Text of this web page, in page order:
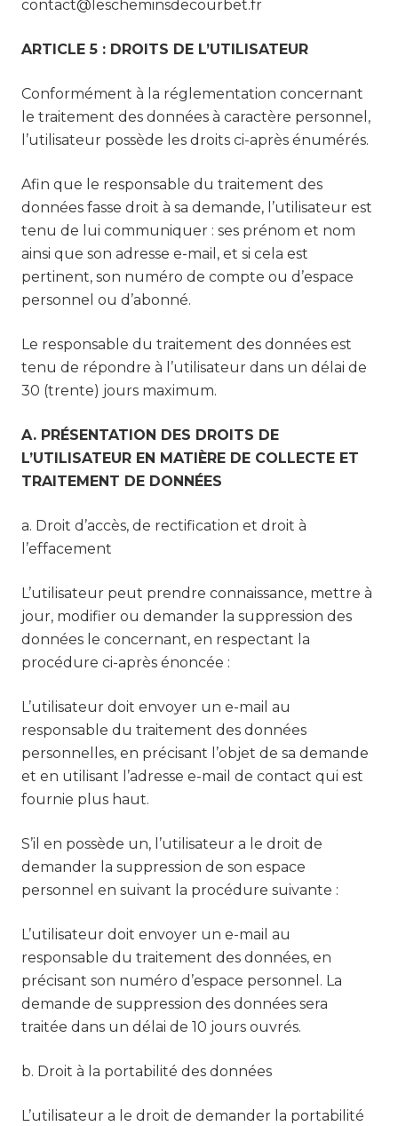
contact@lescheminsdecourbet.fr
ARTICLE 5 : DROITS DE L’UTILISATEUR
Conformément à la réglementation concernant
le traitement des données à caractère personnel,
l’utilisateur possède les droits ci-après énumérés.
Afin que le responsable du traitement des
données fasse droit à sa demande, l’utilisateur est
tenu de lui communiquer : ses prénom et nom
ainsi que son adresse e-mail, et si cela est
pertinent, son numéro de compte ou d’espace
personnel ou d’abonné.
Le responsable du traitement des données est
tenu de répondre à l’utilisateur dans un délai de
30 (trente) jours maximum.
A. PRÉSENTATION DES DROITS DE
L’UTILISATEUR EN MATIÈRE DE COLLECTE ET
TRAITEMENT DE DONNÉES
a. Droit d’accès, de rectification et droit à
l’effacement
L’utilisateur peut prendre connaissance, mettre à
jour, modifier ou demander la suppression des
données le concernant, en respectant la
procédure ci-après énoncée :
L’utilisateur doit envoyer un e-mail au
responsable du traitement des données
personnelles, en précisant l’objet de sa demande
et en utilisant l’adresse e-mail de contact qui est
fournie plus haut.
S’il en possède un, l’utilisateur a le droit de
demander la suppression de son espace
personnel en suivant la procédure suivante :
L’utilisateur doit envoyer un e-mail au
responsable du traitement des données, en
précisant son numéro d’espace personnel. La
demande de suppression des données sera
traitée dans un délai de 10 jours ouvrés.
b. Droit à la portabilité des données
L’utilisateur a le droit de demander la portabilité